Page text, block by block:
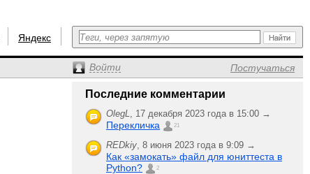
Яндекс
Войти Постучаться
Последние комментарии
OlegL, 17 декабря 2023 года в 15:00 →
Перекличка 21
REDkiy, 8 июня 2023 года в 9:09 →
Как «замокать» файл для юниттеста в
Python?
2